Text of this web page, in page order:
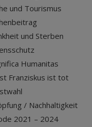
und Tourismus
und Sterben
Humanitas
Franziskus ist tot
/ Nachhaltigkeit
2021 – 2024